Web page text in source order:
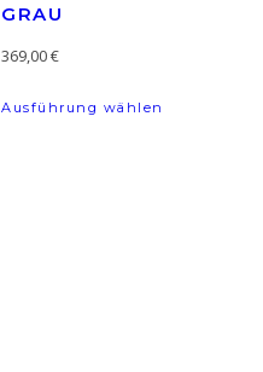
GRAU
369,00€
Ausführung wählen